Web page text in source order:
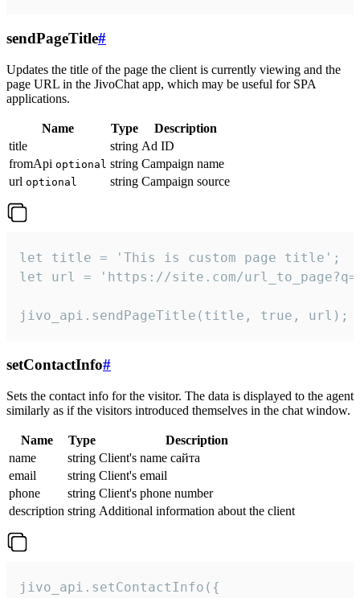
sendPageTitle#
Updates the title of the page the client is currently viewing and the
page URL in the JivoChat app, which may be useful for SPA
applications.
Name Type
Description
title
string Ad ID
fromApi optional string Campaign name
url optional string Campaign source
let title = 'This is custom page title';
let url = 'https://site.com/
jivo_api.sendPageTitle(title, true, url);
setContactInfo#
Sets the contact info for the visitor. The data is displayed to the agent
similarly as if the visitors introduced themselves in the chat window.
Name Type
Description
name
string Client's name сайта
email
string Client's email
phone
string Client's phone number
description string Additional information about the client
jivo_api.setContactInfo({